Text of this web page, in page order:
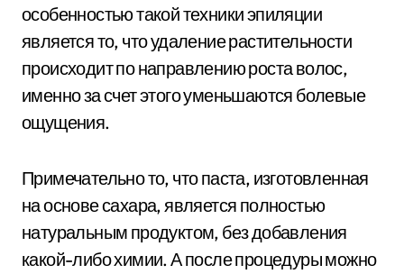
особенностью такой техники эпиляции
является то, что удаление растительности
происходит по направлению роста волос,
именно за счет этого уменьшаются болевые
ощущения.
Примечательно то, что паста, изготовленная
на основе сахара, является полностью
натуральным продуктом, без добавления
какой-либо химии. А после процедуры можно